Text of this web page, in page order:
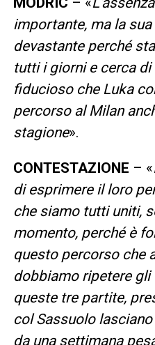
importante, ma la sua
devastante perché
tutti i giorni e cerca
fiducioso che Luka
percorso al Milan
stagione».
CONTESTAZIONE – «
di esprimere il loro
che siamo tutti uniti,
momento, perché è
questo percorso che
dobbiamo ripetere
queste tre partite,
col Sassuolo
da una settimana